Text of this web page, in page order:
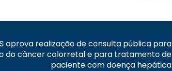
aprova realização de consulta pública para
do câncer colorretal e para tratamento de
paciente com doença hepática